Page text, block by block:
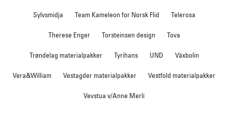
Sylvsmidja Team Kameleon for Norsk Flid Telerosa
Therese Enger Torsteinsen design Tova
Trøndelag materialpakker Tyrihans UND Växbolin
Vera&William Vestagder materialpakker Vestfold materialpakker
Vevstua v/Anne Merli